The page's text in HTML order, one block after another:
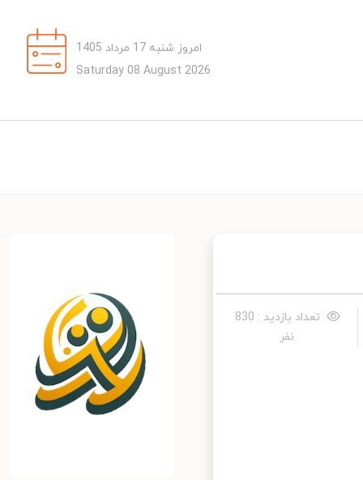
امروز شنبه 17 مرداد 1405
Saturday 08 August 2026
تعداد بازدید : 830
نفر